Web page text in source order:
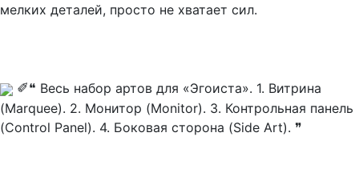
мелких деталей, просто не хватает сил.
✐❝ Весь набор артов для «Эгоиста». 1. Витрина
(Marquee). 2. Монитор (Monitor). 3. Контрольная панель
(Control Panel). 4. Боковая сторона (Side Art). ❞